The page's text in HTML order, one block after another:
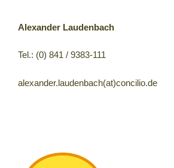
Alexander Laudenbach
Tel.: (0) 841 / 9383-111
alexander.laudenbach(at)concilio.de